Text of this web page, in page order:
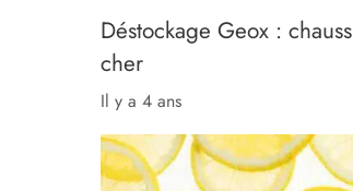
Déstockage Geox :
cher
il y a 4 ans